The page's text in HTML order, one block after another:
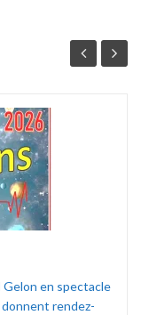
Gelon en spectacle
donnent rendez-